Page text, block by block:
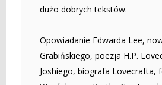
dużo dobrych tekstów.
Opowiadanie Edwarda Lee,
Grabińskiego, poezja H.P.
Joshiego, biografa Lovecrafta,